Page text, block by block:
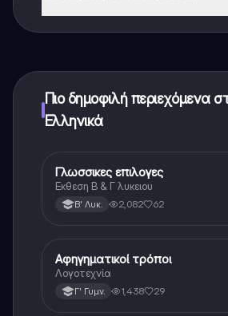
Πιο δημοφιλή περιεχόμενα
Ελληνικά
Νέα Ελληνικά
Γλωσσικες επιλογες
Εκθεση Β & Γ λυκειου
Β' Λυκ. 2,082 62
Νέα Ελληνικά
Αφηγηματικοί τρόποι
Λογοτεχνία
Γ' Γυμν. 1,438 29